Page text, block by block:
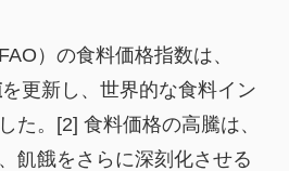
）の食料価格指数は、
を更新し、世界的な食料イン
た。[2] 食料価格の高騰は、
飢餓をさらに深刻化させる